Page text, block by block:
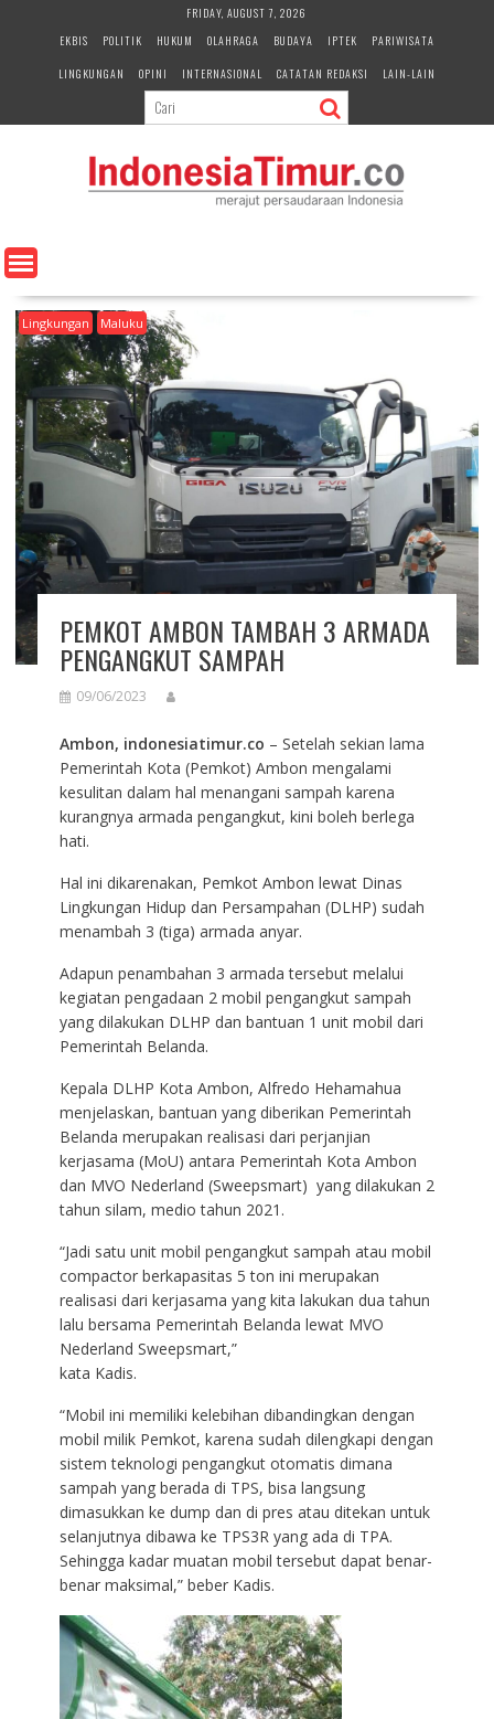
e
n
FRIDAY, AUGUST 7, 2026
EKBIS
POLITIK HUKUM OLAHRAGA BUDAYA IPTEK
PARIWISATA
LINGKUNGAN
OPINI INTERNASIONAL CATATAN REDAKSI LAIN-LAIN
Lingkungan Maluku
PEMKOT AMBON TAMBAH 3 ARMADA
PENGANGKUT SAMPAH
09/06/2023
Ambon, indonesiatimur.co – Setelah sekian lama
Pemerintah Kota (Pemkot) Ambon mengalami
kesulitan dalam hal menangani sampah karena
kurangnya armada pengangkut, kini boleh berlega
hati.
Hal ini dikarenakan, Pemkot Ambon lewat Dinas
Lingkungan Hidup dan Persampahan (DLHP) sudah
menambah 3 (tiga) armada anyar.
Adapun penambahan 3 armada tersebut melalui
kegiatan pengadaan 2 mobil pengangkut sampah
yang dilakukan DLHP dan bantuan 1 unit mobil dari
Pemerintah Belanda.
Kepala DLHP Kota Ambon, Alfredo Hehamahua
menjelaskan, bantuan yang diberikan Pemerintah
Belanda merupakan realisasi dari perjanjian
kerjasama (MoU) antara Pemerintah Kota Ambon
dan MVO Nederland (Sweepsmart) yang dilakukan 2
tahun silam, medio tahun 2021.
“Jadi satu unit mobil pengangkut sampah atau mobil
compactor berkapasitas 5 ton ini merupakan
realisasi dari kerjasama yang kita lakukan dua tahun
lalu bersama Pemerintah Belanda lewat MVO
Nederland Sweepsmart,”
kata Kadis.
“Mobil ini memiliki kelebihan dibandingkan dengan
mobil milik Pemkot, karena sudah dilengkapi dengan
sistem teknologi pengangkut otomatis dimana
sampah yang berada di TPS, bisa langsung
dimasukkan ke dump dan di pres atau ditekan untuk
selanjutnya dibawa ke TPS3R yang ada di TPA.
Sehingga kadar muatan mobil tersebut dapat benar-
benar maksimal,” beber Kadis.